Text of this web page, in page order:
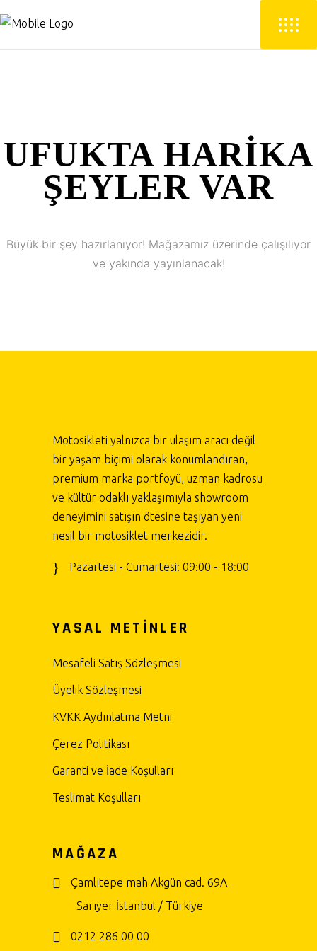
UFUKTA HARIKA
ŞEYLER VAR
Büyük bir şey hazırlanıyor! Mağazamız üzerinde çalışılıyor
ve yakında yayınlanacak!
Motosikleti yalnızca bir ulaşım aracı değil
bir yaşam biçimi olarak konumlandıran,
premium marka portföyü, uzman kadrosu
ve kültür odaklı yaklaşımıyla showroom
deneyimini satışın ötesine taşıyan yeni
nesil bir motosiklet merkezidir.
Pazartesi - Cumartesi: 09:00 - 18:00
YASAL METİNLER
Mesafeli Satış Sözleşmesi
Üyelik Sözleşmesi
KVKK Aydınlatma Metni
Çerez Politikası
Garanti ve İade Koşulları
Teslimat Koşulları
MAĞAZA
Çamlıtepe mah Akgün cad. 69A
Sarıyer İstanbul / Türkiye
0212 286 00 00